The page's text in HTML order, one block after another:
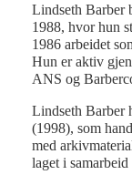
Lindseth Barber
1988, hvor hun
1986 arbeidet
Hun er aktiv
ANS og
Lindseth Barber
(1998), som
med
laget i